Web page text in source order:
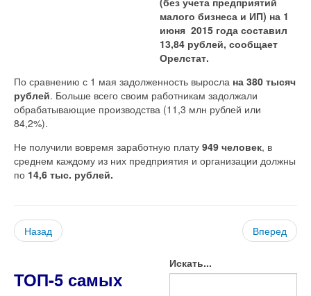
малого бизнеса и ИП) на 1
июня 2015 года составил
13,84 рублей, сообщает
Орелстат.
По сравнению с 1 мая задолженность выросла на 380 тысяч
рублей. Больше всего своим работникам задолжали
обрабатывающие производства (11,3 млн рублей или
84,2%).
Не получили вовремя заработную плату 949 человек, в
среднем каждому из них предприятия и организации должны
по 14,6 тыс. рублей.
Назад Вперед
ТОП-5 самых
Искать...